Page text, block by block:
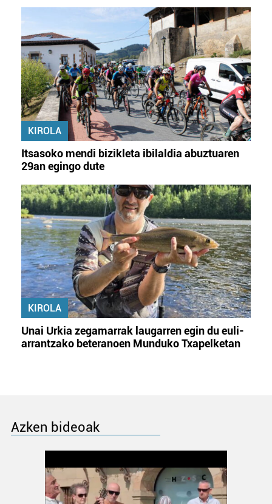
KIROLA
Itsasoko mendi bizikleta ibilaldia abuztuaren
29an egingo dute
KIROLA
Unai Urkia zegamarrak laugarren egin du euli-
arrantzako beteranoen Munduko Txapelketan
Azken bideoak